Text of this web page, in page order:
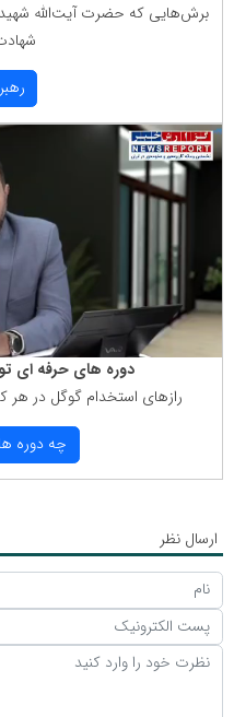
برش‌هایی كه حضرت آیت‌الله شهید
دوره های حرفه ای
رازهای استخدام گوگل در هر
چه دوره
ارسال نظر